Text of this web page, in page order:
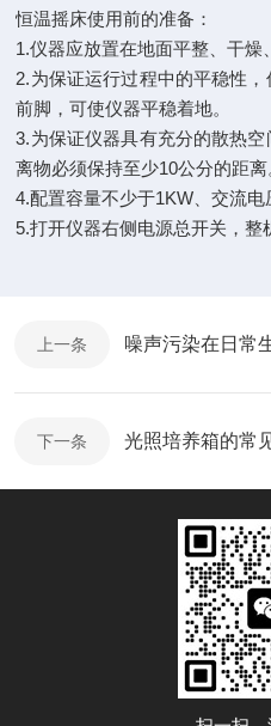
恒温摇床使用前的准备：
1.仪器应放置在地面平整、干燥
2.为保证运行过程中的平稳性
前脚，可使仪器平稳着地。
3.为保证仪器具有充分的散热空
离物必须保持至少10公分的距离
4.配置容量不少于1KW、交流电
5.打开仪器右侧电源总开关，整
上一条 噪声污染在日常
下一条 光照培养箱的常